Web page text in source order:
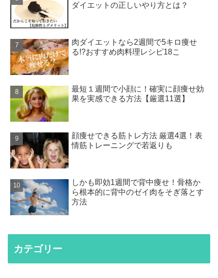
ダイエットの正しいやり方とは？
肉ダイエットなら2週間で5キロ痩せ
る!?おすすめ肉料理レシピ18こ
最短１週間で小顔に！確実に顔痩せ効
果を実感できる方法【厳選11選】
顔痩せできる筋トレ方法 厳選4選！表
情筋トレーニングで若返りも
しかも即効1週間で背中痩せ！骨格か
ら根本的に背中のゼイ肉をそぎ落とす
方法
カテゴリー